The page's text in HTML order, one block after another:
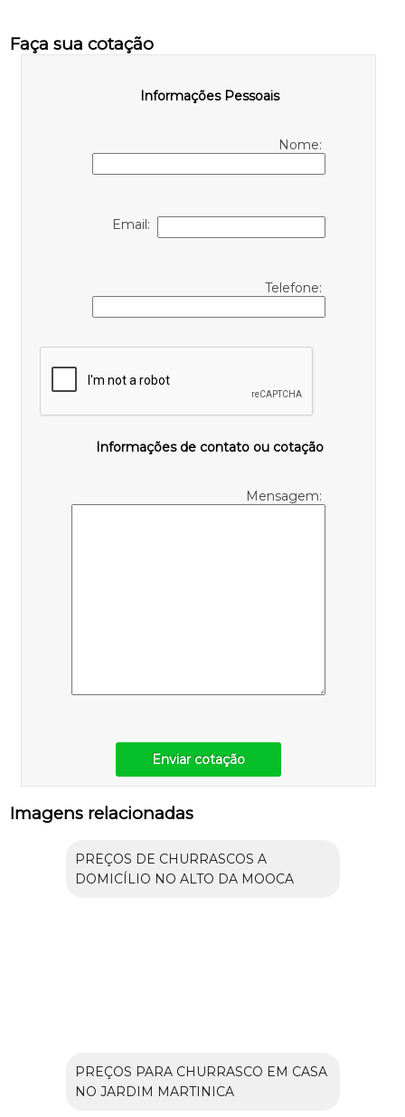
Faça sua cotação
Informações Pessoais
Nome:
Email:
Telefone:
Informações de contato ou cotação
Mensagem:
Enviar cotação
Imagens relacionadas
PREÇOS DE CHURRASCOS A
DOMICÍLIO NO ALTO DA MOOCA
PREÇOS PARA CHURRASCO EM CASA
NO JARDIM MARTINICA